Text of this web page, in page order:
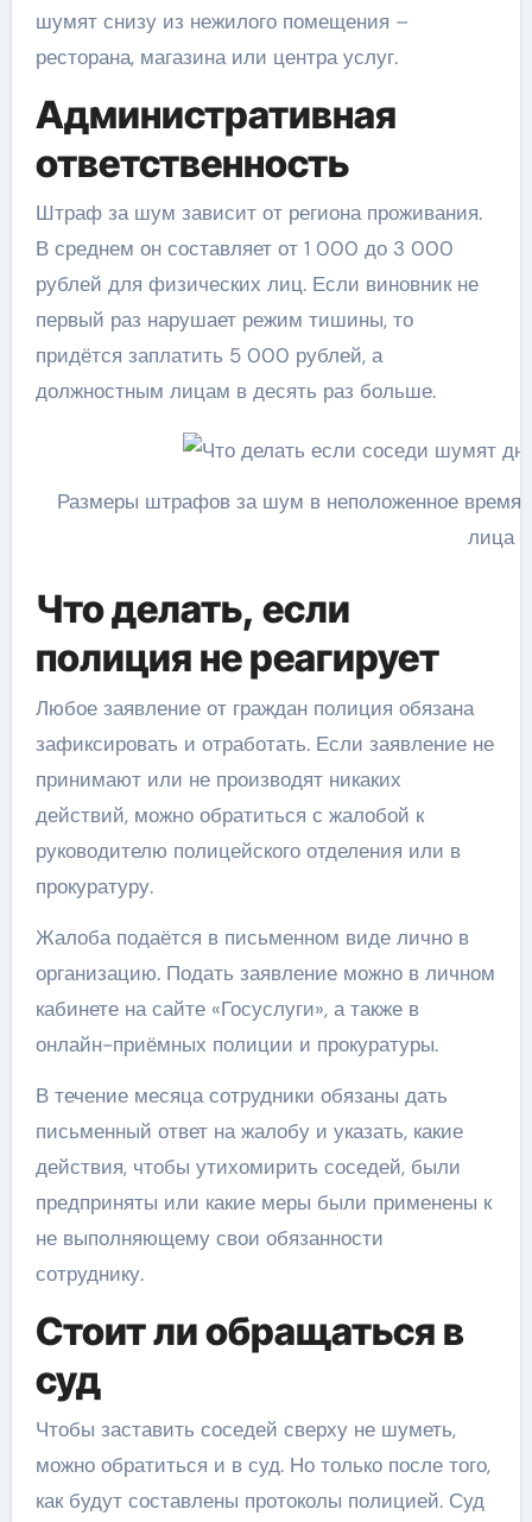
шумят снизу из нежилого помещения –
ресторана, магазина или центра услуг.
Административная
ответственность
Штраф за шум зависит от региона проживания.
В среднем он составляет от 1 000 до 3 000
рублей для физических лиц. Если виновник не
первый раз нарушает режим тишины, то
придётся заплатить 5 000 рублей, а
должностным лицам в десять раз больше.
Размеры штрафов за шум в неположенное
лица
Что делать, если
полиция не реагирует
Любое заявление от граждан полиция обязана
зафиксировать и отработать. Если заявление не
принимают или не производят никаких
действий, можно обратиться с жалобой к
руководителю полицейского отделения или в
прокуратуру.
Жалоба подаётся в письменном виде лично в
организацию. Подать заявление можно в личном
кабинете на сайте «Госуслуги», а также в
онлайн-приёмных полиции и прокуратуры.
В течение месяца сотрудники обязаны дать
письменный ответ на жалобу и указать, какие
действия, чтобы утихомирить соседей, были
предприняты или какие меры были применены к
не выполняющему свои обязанности
сотруднику.
Стоит ли обращаться в
суд
Чтобы заставить соседей сверху не шуметь,
можно обратиться и в суд. Но только после того,
как будут составлены протоколы полицией. Суд